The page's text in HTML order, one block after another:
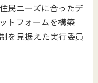
民ニーズに合ったデ
トフォームを構築
を見据えた実行委員